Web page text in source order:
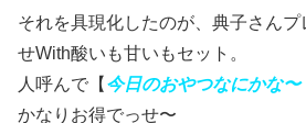
それを具現化したのが、典子さん
せWith酸いも甘いもセット。
人呼んで【 今日のおやつなにかな〜
かなりお得でっせ〜